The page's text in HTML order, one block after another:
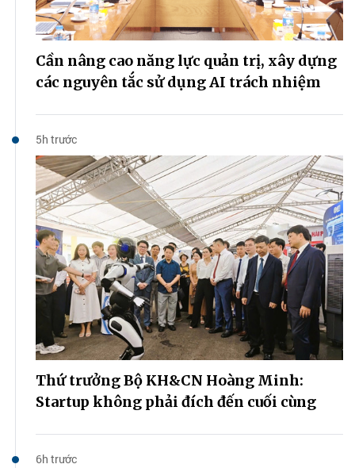
Cần nâng cao năng lực quản trị, xây dựng
các nguyên tắc sử dụng AI trách nhiệm
5h trước
Thứ trưởng Bộ KH&CN Hoàng Minh:
Startup không phải đích đến cuối cùng
6h trước